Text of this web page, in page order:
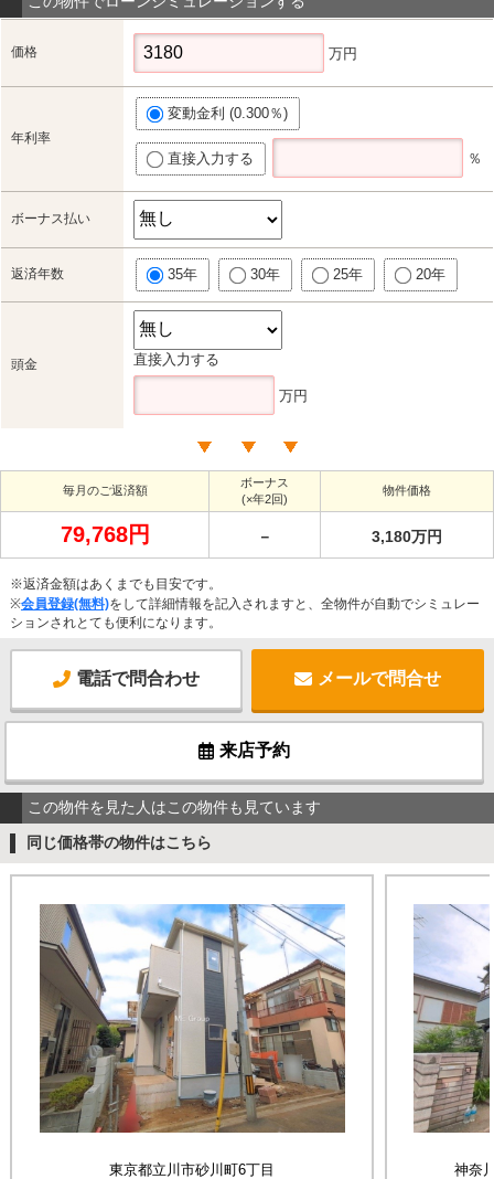
価格 万円
年利率
変動金利 (0.300％)
直接入力する ％
ボーナス払い
返済年数 35年 30年 25年 20年
頭金 直接入力する
万円
毎月のご返済額
ボーナス
(×年2回)
物件価格
79,768円 － 3,180万円
※返済金額はあくまでも目安です。
※会員登録(無料)をして詳細情報を記入されますと、全物件が自動でシミュレー
ションされとても便利になります。
電話で問合わせ メールで問合せ
来店予約
この物件を見た人はこの物件も見ています
同じ価格帯の物件はこちら
東京都立川市砂川町6丁目 神奈